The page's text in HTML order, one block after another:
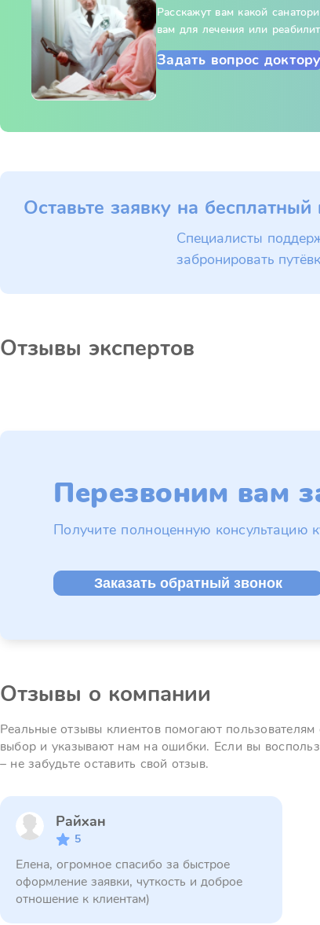
Расскажут вам какой
вам для лечения или
Задать вопрос доктору
Оставьте заявку на бесплатный
Специалисты
забронировать
Отзывы экспертов
Перезвоним вам
Получите полноценную консультацию
Заказать обратный звонок
Отзывы о компании
Реальные отзывы клиентов помогают пользователям
выбор и указывают нам на ошибки. Если вы
– не забудьте оставить свой отзыв.
Райхан
5
Елена, огромное спасибо за быстрое
оформление заявки, чуткость и доброе
отношение к клиентам)